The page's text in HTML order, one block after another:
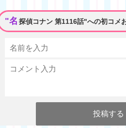
"名 探偵コナン 第1116話"への初コメ